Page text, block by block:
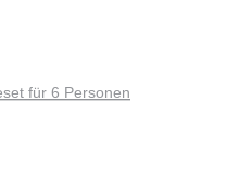
für 6 Personen